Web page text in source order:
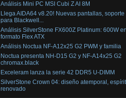
Análisis Mini PC MSI Cubi Z AI 8M
Llega AIDA64 v8.20! Nuevas pantallas, soporte
para Blackwell...
Análisis SilverStone FX600Z Platinum: 600W
formato Flex ATX
Análisis Noctua NF-A12x25 G2 PWM y familia
Noctua presenta NH-D15 G2 y NF-A14x25 G2
chromax.black
Exceleram lanza la serie 42 DDR5 U-DIMM
SilverStone Crown 04: diseño atemporal,
renovado